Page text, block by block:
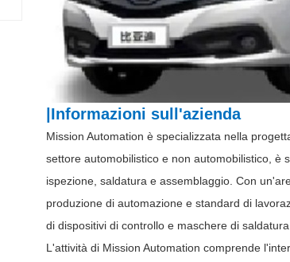
|Informazioni sull'azienda
Mission Automation è specializzata nella
settore automobilistico e non automobilistico, è
ispezione, saldatura e assemblaggio. Con
produzione di automazione e standard di
di dispositivi di controllo e maschere di
L'attività di Mission Automation comprende